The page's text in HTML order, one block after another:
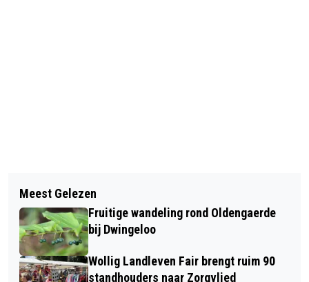
AANDACHT LANDELIJKE POLITIEK
VOOR KINDERBOEK VAN KEES
OPMEER OVER DE WOLF
REANIMATIE- EN AED-CURSUS
RUINERWOLD/BERGHUIZEN/OOSTEINDE
Meest Gelezen
Fruitige wandeling rond Oldengaerde
bij Dwingeloo
Wollig Landleven Fair brengt ruim 90
standhouders naar Zorgvlied